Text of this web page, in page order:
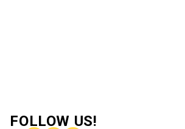
FOLLOW US!